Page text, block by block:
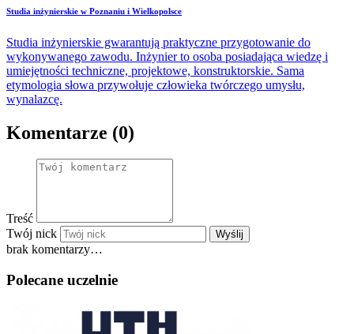
Studia inżynierskie w Poznaniu i Wielkopolsce
Studia inżynierskie gwarantują praktyczne przygotowanie do
wykonywanego zawodu. Inżynier to osoba posiadająca wiedzę i
umiejętności techniczne, projektowe, konstruktorskie. Sama
etymologia słowa przywołuje człowieka twórczego umysłu,
wynalazcę.
Komentarze (0)
Treść
Twój nick
Wyślij
brak komentarzy…
Polecane uczelnie